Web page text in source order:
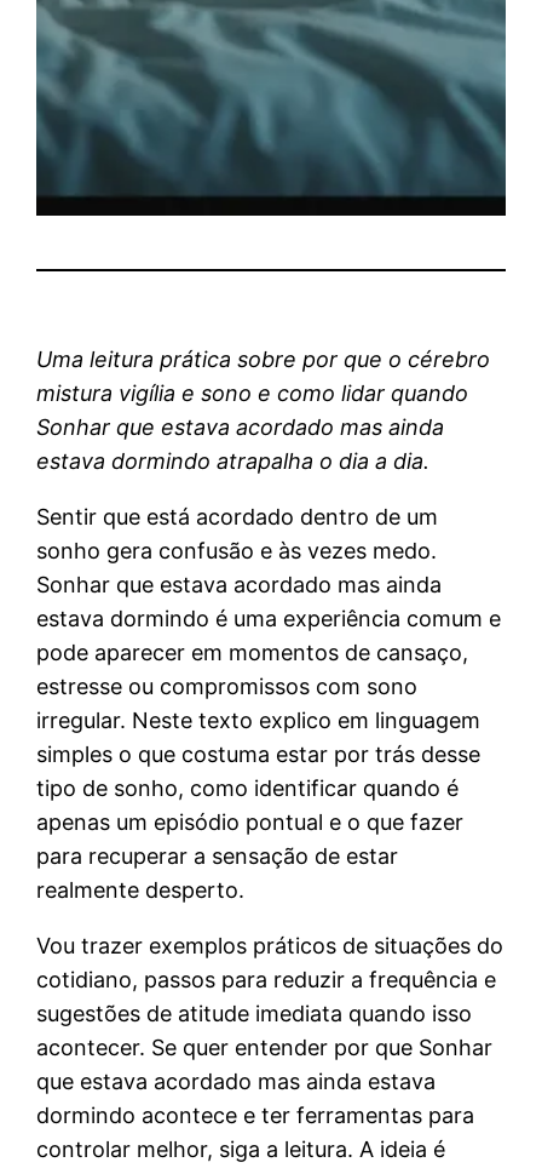
Uma leitura prática sobre por que o cérebro
mistura vigília e sono e como lidar quando
Sonhar que estava acordado mas ainda
estava dormindo atrapalha o dia a dia.
Sentir que está acordado dentro de um
sonho gera confusão e às vezes medo.
Sonhar que estava acordado mas ainda
estava dormindo é uma experiência comum e
pode aparecer em momentos de cansaço,
estresse ou compromissos com sono
irregular. Neste texto explico em linguagem
simples o que costuma estar por trás desse
tipo de sonho, como identificar quando é
apenas um episódio pontual e o que fazer
para recuperar a sensação de estar
realmente desperto.
Vou trazer exemplos práticos de situações do
cotidiano, passos para reduzir a frequência e
sugestões de atitude imediata quando isso
acontecer. Se quer entender por que Sonhar
que estava acordado mas ainda estava
dormindo acontece e ter ferramentas para
controlar melhor, siga a leitura. A ideia é